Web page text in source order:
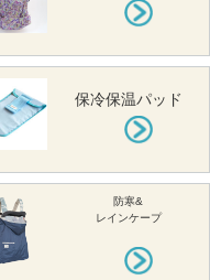
保冷保温パッド
防寒&
レインケープ